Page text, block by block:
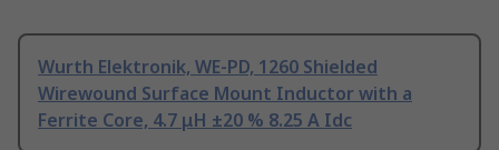
Wurth Elektronik, WE-PD, 1260 Shielded
Wirewound Surface Mount Inductor with a
Ferrite Core, 4.7 μH ±20 % 8.25 A Idc